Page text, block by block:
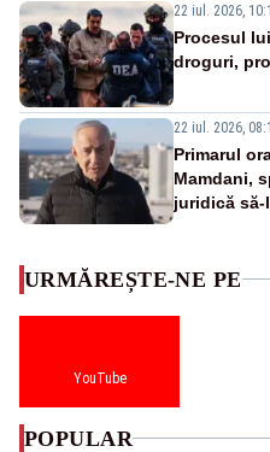
22 iul. 2026,
Procesul
droguri,
22 iul. 2026,
Primarul
Mamdani,
juridică să-
URMĂREȘTE-NE PE
YouTube
POPULAR